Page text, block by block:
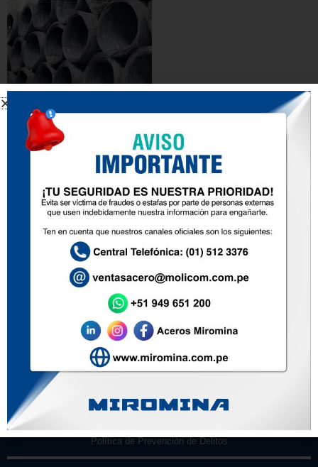
ALAMBRÓN PARA
TREFILERÍA
Inicio
Nosotros
Contacto
Soluciones
Política de Prevención de Delitos